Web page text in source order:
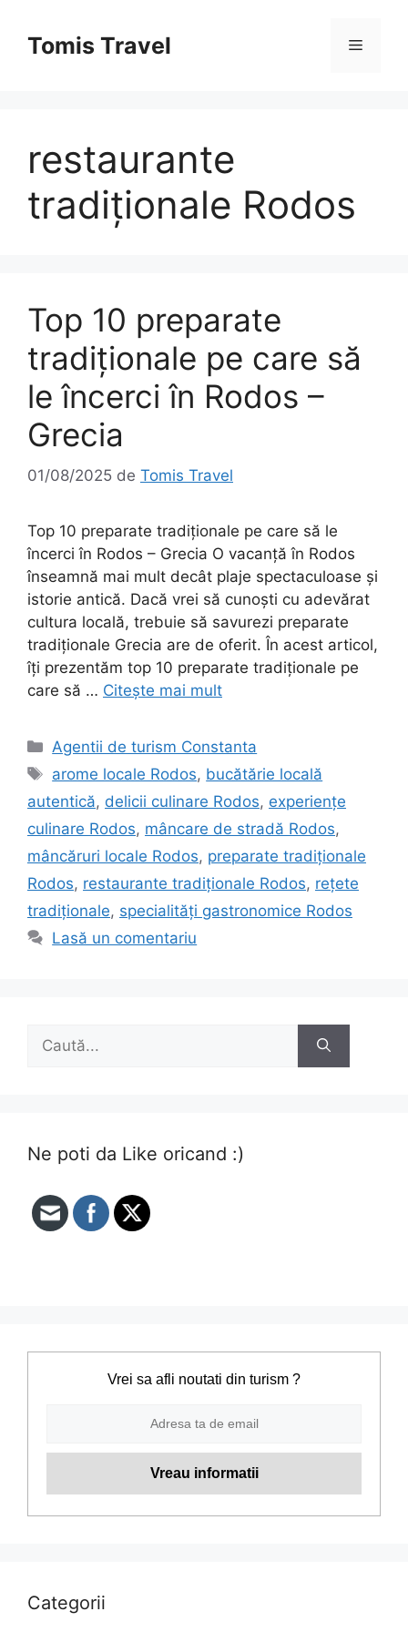
conținutTomis Travel Meniu
restaurante
tradiționale Rodos
Top 10 preparate
tradiționale pe care să
le încerci în Rodos –
Grecia
01/08/2025 de Tomis Travel
Top 10 preparate tradiționale pe care să le
încerci în Rodos – Grecia O vacanță în Rodos
înseamnă mai mult decât plaje spectaculoase și
istorie antică. Dacă vrei să cunoști cu adevărat
cultura locală, trebuie să savurezi preparate
tradiționale Grecia are de oferit. În acest articol,
îți prezentăm top 10 preparate tradiționale pe
care să … Citește mai mult
Categorii
Agentii de turism Constanta
Etichete
arome locale Rodos, bucătărie locală
autentică, delicii culinare Rodos, experiențe
culinare Rodos, mâncare de stradă Rodos,
mâncăruri locale Rodos, preparate tradiționale
Rodos, restaurante tradiționale Rodos, rețete
tradiționale, specialități gastronomice Rodos
Lasă un comentariu
după:
Ne poti da Like oricand :)
Vrei sa afli noutati din turism ?
Categorii